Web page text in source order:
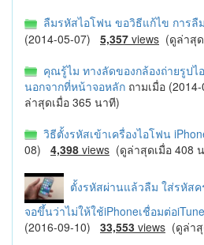
ลืมรหัสไอโฟน ขอวิธีแก้ไข การลื
(2014-05-07) 5,357 views (ดูล่าสุ
คุณรู้ไม ทางลัดของกล้องถ่ายรูปไ
นอกจากที่หน้าจอหลัก ถามเมื่อ
ล่าสุดเมื่อ 365 นาที)
วิธีตั้งรหัสเข้าเครื่องไอโฟน
08) 4,398 views (ดูล่าสุดเมื่อ 408
ตั้งรหัสผ่านแล้วลืม ใส่รหัส
จอขึ้นว่าไม่ให้ใช้iPhoneเชื่อมต่อ
(2016-09-10) 33,553 views (ดูล่า